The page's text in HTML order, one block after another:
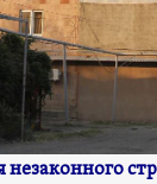
незаконного